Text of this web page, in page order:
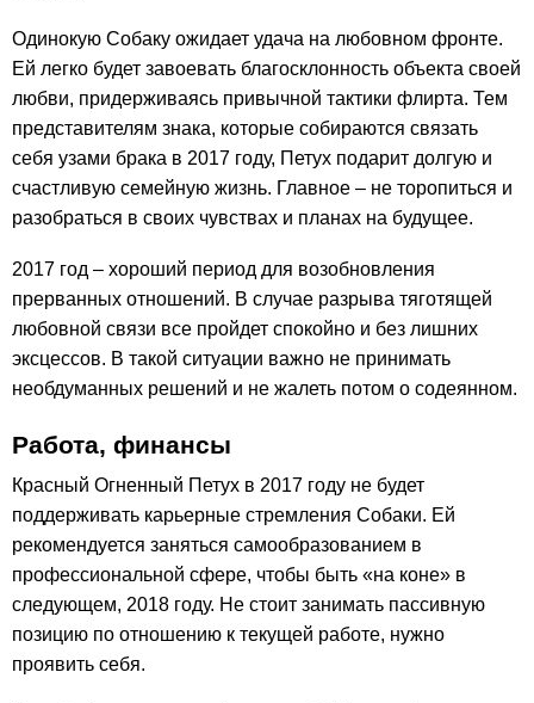
Одинокую Собаку ожидает удача на любовном фронте.
Ей легко будет завоевать благосклонность объекта своей
любви, придерживаясь привычной тактики флирта. Тем
представителям знака, которые собираются связать
себя узами брака в 2017 году, Петух подарит долгую и
счастливую семейную жизнь. Главное – не торопиться и
разобраться в своих чувствах и планах на будущее.
2017 год – хороший период для возобновления
прерванных отношений. В случае разрыва тяготящей
любовной связи все пройдет спокойно и без лишних
эксцессов. В такой ситуации важно не принимать
необдуманных решений и не жалеть потом о содеянном.
Работа, финансы
Красный Огненный Петух в 2017 году не будет
поддерживать карьерные стремления Собаки. Ей
рекомендуется заняться самообразованием в
профессиональной сфере, чтобы быть «на коне» в
следующем, 2018 году. Не стоит занимать пассивную
позицию по отношению к текущей работе, нужно
проявить себя.